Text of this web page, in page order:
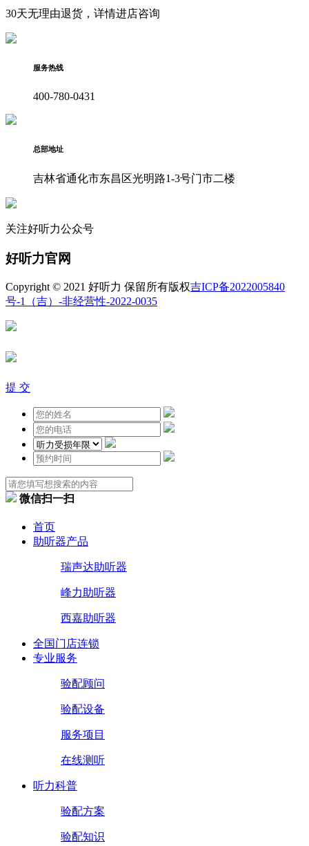
30天无理由退货，详情进店咨询
服务热线
400-780-0431
总部地址
吉林省通化市东昌区光明路1-3号门市二楼
关注好听力公众号
好听力官网
Copyright © 2021 好听力 保留所有版权吉ICP备2022005840
号-1
（吉）-非经营性-2022-0035
提 交
微信扫一扫
首页
助听器产品
瑞声达助听器
峰力助听器
西嘉助听器
全国门店连锁
专业服务
验配顾问
验配设备
服务项目
在线测听
听力科普
验配方案
验配知识